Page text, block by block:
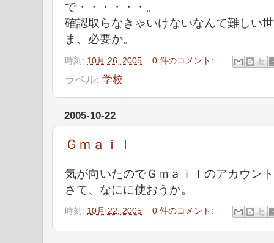
で・・・・・・。
確認取らなきゃいけないなんて難しい
ま、必要か。
時刻: 10月 26, 2005 0 件のコメント:
ラベル: 学校
2005-10-22
Ｇｍａｉｌ
気が向いたのでＧｍａｉｌのアカウン
さて、なにに使おうか。
時刻: 10月 22, 2005 0 件のコメント: